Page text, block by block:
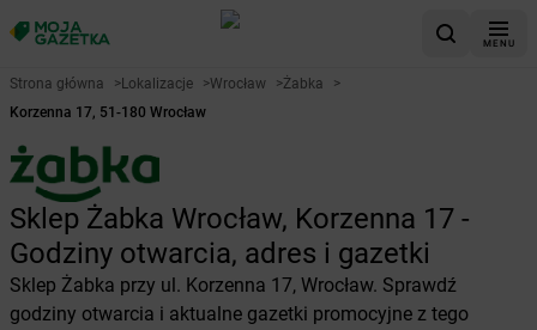
MENU
Strona główna >Lokalizacje >Wrocław >Żabka
>
Korzenna 17, 51-180 Wrocław
Sklep Żabka Wrocław, Korzenna 17 -
Godziny otwarcia, adres i gazetki
Sklep Żabka przy ul. Korzenna 17, Wrocław. Sprawdź
godziny otwarcia i aktualne gazetki promocyjne z tego